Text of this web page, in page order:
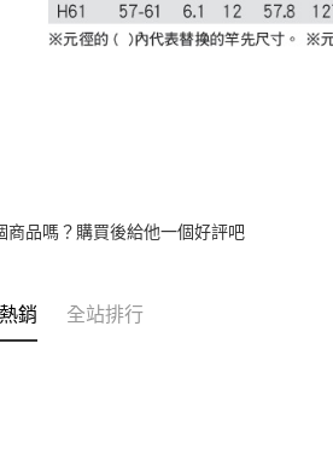
商品嗎？購買後給他一個好評吧
銷 全站排行